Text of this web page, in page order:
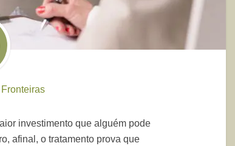
investimento que alguém pode
afinal, o tratamento prova que